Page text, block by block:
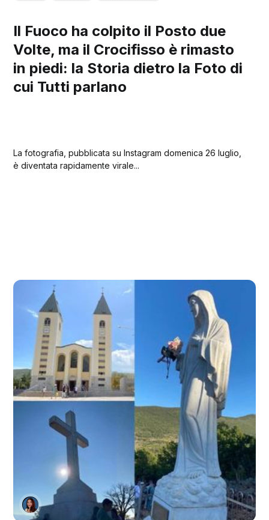
Il Fuoco ha colpito il Posto due
Volte, ma il Crocifisso è rimasto
in piedi: la Storia dietro la Foto di
cui Tutti parlano
La fotografia, pubblicata su Instagram domenica 26 luglio,
è diventata rapidamente virale...